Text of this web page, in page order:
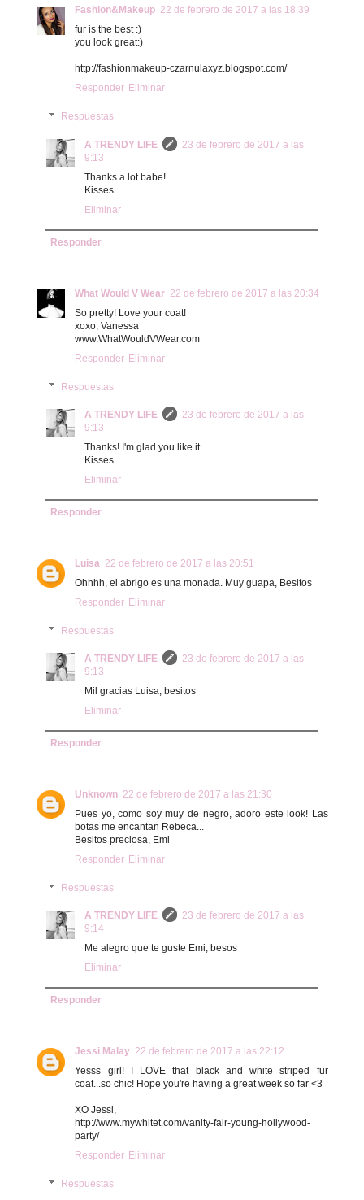
Fashion&Makeup 22 de febrero de 2017 a las 18:39
fur is the best :)
you look great:)
http://fashionmakeup-czarnulaxyz.blogspot.com/
Responder Eliminar
Respuestas
A TRENDY LIFE
23 de febrero de 2017 a las
9:13
Thanks a lot babe!
Kisses
Eliminar
Responder
What Would V Wear 22 de febrero de 2017 a las 20:34
So pretty! Love your coat!
xoxo, Vanessa
www.WhatWouldVWear.com
Responder Eliminar
Respuestas
A TRENDY LIFE
23 de febrero de 2017 a las
9:13
Thanks! I'm glad you like it
Kisses
Eliminar
Responder
Luisa 22 de febrero de 2017 a las 20:51
Ohhhh, el abrigo es una monada. Muy guapa, Besitos
Responder Eliminar
Respuestas
A TRENDY LIFE
23 de febrero de 2017 a las
9:13
Mil gracias Luisa, besitos
Eliminar
Responder
Unknown 22 de febrero de 2017 a las 21:30
Pues yo, como soy muy de negro, adoro este look! Las
botas me encantan Rebeca...
Besitos preciosa, Emi
Responder Eliminar
Respuestas
A TRENDY LIFE
23 de febrero de 2017 a las
9:14
Me alegro que te guste Emi, besos
Eliminar
Responder
Jessi Malay 22 de febrero de 2017 a las 22:12
Yesss girl! I LOVE that black and white striped fur
coat...so chic! Hope you're having a great week so far <3
XO Jessi,
http://www.mywhitet.com/vanity-fair-young-hollywood-
party/
Responder Eliminar
Respuestas